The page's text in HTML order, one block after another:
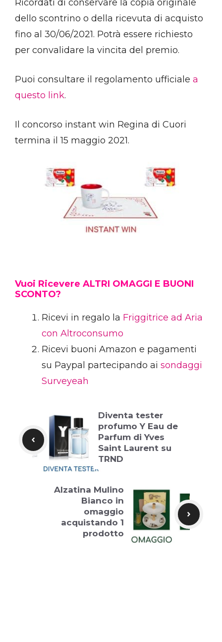
Ricordati di conservare la copia originale
dello scontrino o della ricevuta di acquisto
fino al 30/06/2021. Potrà essere richiesto
per convalidare la vincita del premio.
Puoi consultare il regolamento ufficiale a
questo link.
Il concorso instant win Regina di Cuori
termina il 15 maggio 2021.
Vuoi Ricevere ALTRI OMAGGI E BUONI
SCONTO?
Ricevi in regalo la Friggitrice ad Aria
con Altroconsumo
Ricevi buoni Amazon e pagamenti
su Paypal partecipando ai sondaggi
Surveyeah
Diventa tester
profumo Y Eau de
Parfum di Yves
Saint Laurent su
TRND
Alzatina Mulino
Bianco in
omaggio
acquistando 1
prodotto